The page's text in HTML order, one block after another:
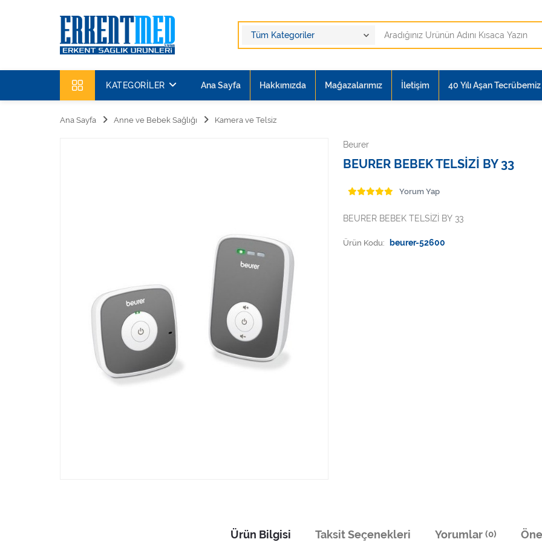
KATEGORILER Ana Sayfa Hakkımızda Mağazalarımız İletişim 40 Yılı Aşan
Ana Sayfa Anne ve Bebek Sağlığı Kamera ve Telsiz
Beurer
BEURER BEBEK TELSİZİ BY 33
Yorum Yap
BEURER BEBEK TELSİZİ BY 33
Ürün Kodu: beurer-52600
Ürün Bilgisi Taksit Seçenekleri Yorumlar (0)